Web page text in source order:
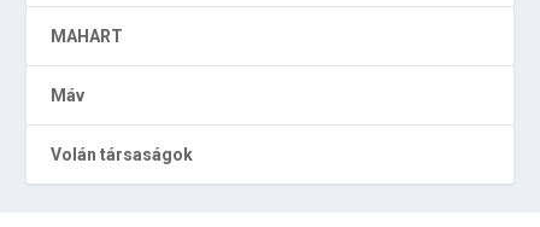
MAHART
Máv
Volán társaságok